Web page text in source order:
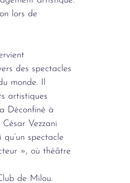
lors de
des spectacles
monde. Il
artistiques
Déconfiné à
Vezzani
spectacle
», où théâtre
de Milou.